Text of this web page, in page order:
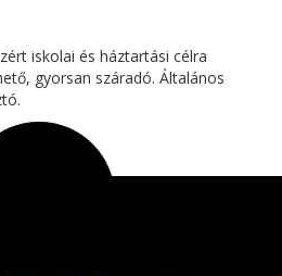
iskolai és háztartási célra
gyorsan száradó. Általános